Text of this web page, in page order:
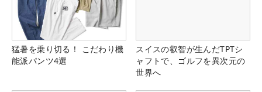
猛暑を乗り切る！ こだわり機
能派パンツ4選
スイスの叡智が生んだTPTシ
ャフトで、ゴルフを異次元の
世界へ